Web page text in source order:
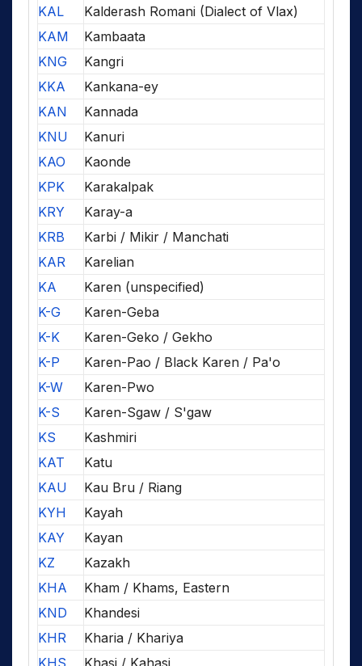
KAL
Kalderash Romani (Dialect of Vlax)
KAM
Kambaata
KNG
Kangri
KKA
Kankana-ey
KAN
Kannada
KNU
Kanuri
KAO
Kaonde
KPK
Karakalpak
KRY
Karay-a
KRB
Karbi / Mikir / Manchati
KAR
Karelian
KA
Karen (unspecified)
K-G
Karen-Geba
K-K
Karen-Geko / Gekho
K-P
Karen-Pao / Black Karen / Pa'o
K-W
Karen-Pwo
K-S
Karen-Sgaw / S'gaw
KS
Kashmiri
KAT
Katu
KAU
Kau Bru / Riang
KYH
Kayah
KAY
Kayan
KZ
Kazakh
KHA
Kham / Khams, Eastern
KND
Khandesi
KHR
Kharia / Khariya